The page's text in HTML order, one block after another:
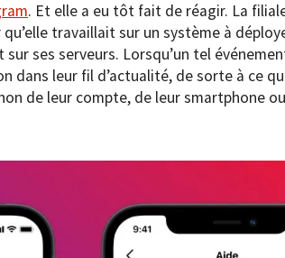
. Et elle a eu tôt fait de réagir. La
travaillait sur un système à
ses serveurs. Lorsqu’un tel
leur fil d’actualité, de sorte à ce
de leur compte, de leur smartphone